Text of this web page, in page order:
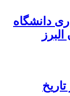
دانشگاه
تاریخ